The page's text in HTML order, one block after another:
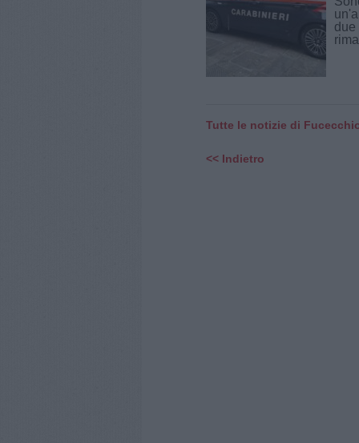
due
Tutte le notizie di
<< Indietro